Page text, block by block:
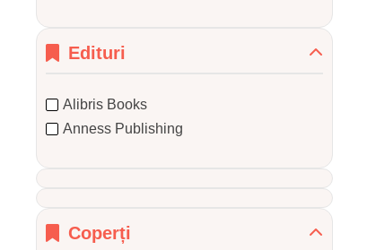
Edituri
Alibris Books
Anness Publishing
Coperți